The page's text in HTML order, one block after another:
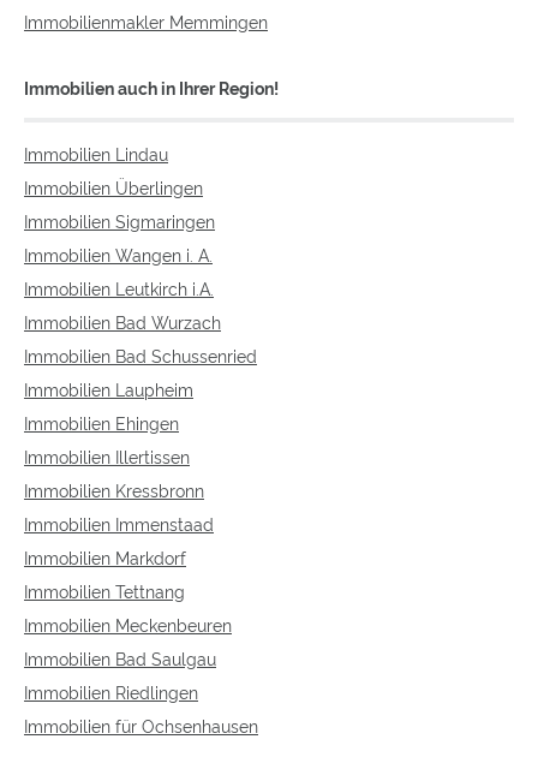
Immobilienmakler Memmingen
Immobilien auch in Ihrer Region!
Immobilien Lindau
Immobilien Überlingen
Immobilien Sigmaringen
Immobilien Wangen i. A.
Immobilien Leutkirch i.A.
Immobilien Bad Wurzach
Immobilien Bad Schussenried
Immobilien Laupheim
Immobilien Ehingen
Immobilien Illertissen
Immobilien Kressbronn
Immobilien Immenstaad
Immobilien Markdorf
Immobilien Tettnang
Immobilien Meckenbeuren
Immobilien Bad Saulgau
Immobilien Riedlingen
Immobilien für Ochsenhausen